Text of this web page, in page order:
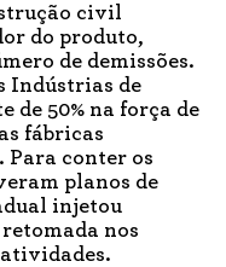
civil
do produto,
de demissões.
Indústrias de
de 50% na força de
fábricas
Para conter os
planos de
injetou
nos